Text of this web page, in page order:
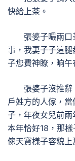
快給上茶。
張婆子嘬兩口
事，我妻子子這腿
子您費神瞭，晌
張婆子沒推辭
戶姓方的人傢，
子，年夜女兒前兩
本年恰好18，那
傢天寶樣子容貌上